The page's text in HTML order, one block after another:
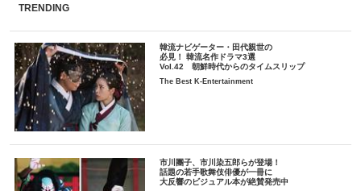
TRENDING
韓流ナビゲーター・田代親世の
必見！ 韓流名作ドラマ3選
Vol.42 朝鮮時代からのタイムスリップ
The Best K-Entertainment
市川團子、市川染五郎らが登場！
話題の若手歌舞伎俳優が一冊に
大反響のビジュアル本が絶賛発売中